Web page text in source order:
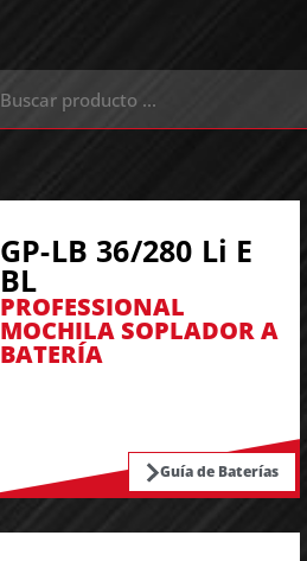
GP-LB 36/280 Li E
BL
PROFESSIONAL
MOCHILA SOPLADOR A
BATERÍA
Guía de Baterías